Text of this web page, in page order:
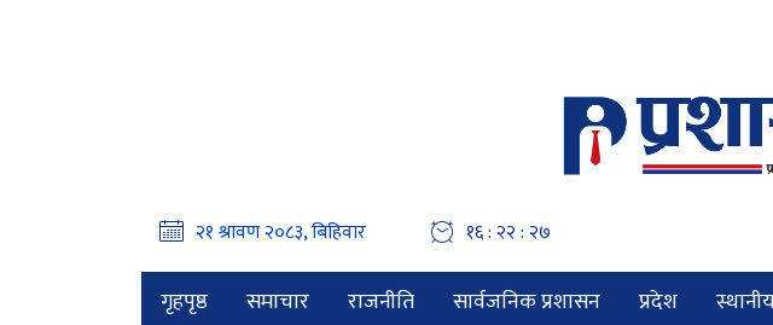
१६ : २२ : २८
गृहपृष्ठ समाचार राजनीति सार्वजनिक प्रशासन प्रदेश